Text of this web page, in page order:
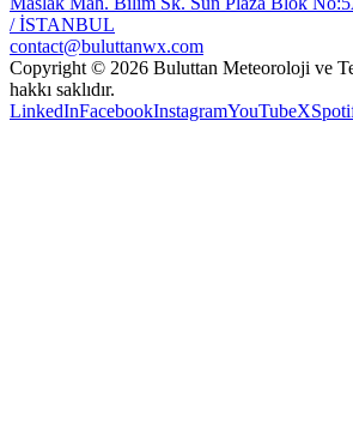
/ İSTANBUL
contact@buluttanwx.com
Copyright © 2026 Buluttan Meteoroloji ve
hakkı saklıdır.
LinkedInFacebookInstagramYouTubeX